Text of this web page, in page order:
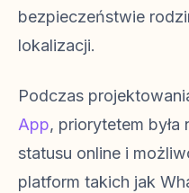
bezpieczeństwie
lokalizacji.
Podczas
App, priorytetem była
statusu online i
platform takich jak